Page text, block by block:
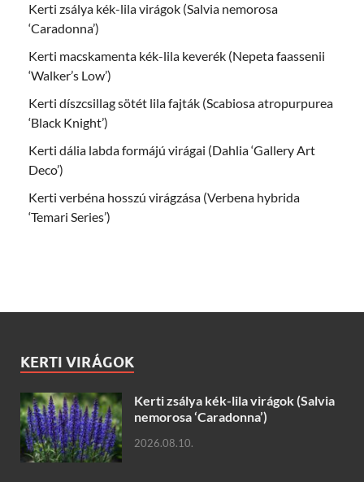
Kerti zsálya kék-lila virágok (Salvia nemorosa
‘Caradonna’)
Kerti macskamenta kék-lila keverék (Nepeta faassenii
‘Walker’s Low’)
Kerti díszcsillag sötét lila fajták (Scabiosa atropurpurea
‘Black Knight’)
Kerti dália labda formájú virágai (Dahlia ‘Gallery Art
Deco’)
Kerti verbéna hosszú virágzása (Verbena hybrida
‘Temari Series’)
KERTI VIRÁGOK
Kerti zsálya kék-lila virágok (Salvia
nemorosa ‘Caradonna’)
2026.08.10.